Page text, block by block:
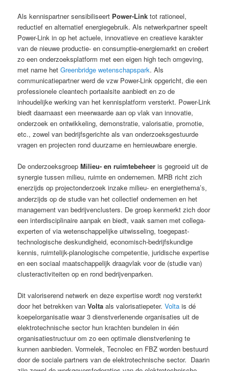
Als kennispartner sensibiliseert Power-Link tot rationeel,
reductief en alternatief energiegebruik. Als netwerkpartner speelt
Power-Link in op het actuele, innovatieve en creatieve karakter
van de nieuwe productie- en consumptie-energiemarkt en creëert
zo een onderzoeksplatform met een eigen high tech omgeving,
met name hetGreenbridge wetenschapspark. Als
communicatiepartner werd de vzw Power-Link opgericht, die een
professionele cleantech portaalsite aanbiedt en zo de
inhoudelijke werking van het kennisplatform versterkt. Power-Link
biedt daarnaast een meerwaarde aan op vlak van innovatie,
onderzoek en ontwikkeling, demonstratie, valorisatie, promotie,
etc., zowel van bedrijfsgerichte als van onderzoeksgestuurde
vragen en projecten rond duurzame en hernieuwbare energie.
De onderzoeksgroepMilieu- en ruimtebeheer is gegroeid uit de
synergie tussen milieu, ruimte en ondernemen. MRB richt zich
enerzijds op projectonderzoek inzake milieu- en energiethema’s
anderzijds op de studie van het collectief ondernemen en het
management van bedrijvenclusters. De groep kenmerkt zich door
een interdisciplinaire aanpak en biedt, vaak samen met collega-
experten of via wetenschappelijke uitwisseling, toegepast-
technologische deskundigheid, economisch-bedrijfskundige
kennis, ruimtelijk-planologische competentie, juridische expertise
en een sociaal maatschappelijk draagvlak voor de (studie van)
clusteractiviteiten op en rond bedrijvenparken.
Dit valoriserend netwerk en deze expertise wordt nog versterkt
door het betrekken vanVolta als valorisatiepeter.Volta isdé
koepelorganisatie waar 3 dienstverlenende organisaties uit de
elektrotechnische sector hun krachten bundelen in één
organisatiestructuur om zo een optimale dienstverlening te
kunnen aanbieden.Vormelek, Tecnolec en FBZ worden bestuurd
door de sociale partners van de elektrotechnische sector. Daarin